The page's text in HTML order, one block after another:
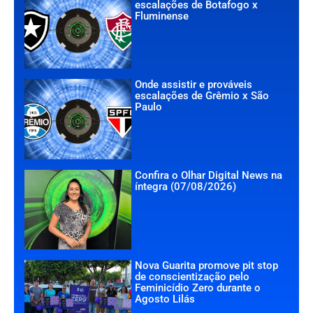
escalações de Botafogo x
Fluminense
Onde assistir e prováveis
escalações de Grêmio x São
Paulo
Confira o Olhar Digital News na
íntegra (07/08/2026)
Nova Guarita promove pit stop
de conscientização pelo
Feminicídio Zero durante o
Agosto Lilás